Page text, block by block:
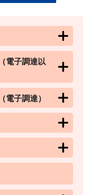
電子調達以
電子調達）